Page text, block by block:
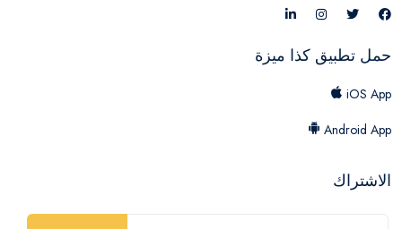
حمل تطبيق كذا ميزة
iOS App
Android App
الاشتراك